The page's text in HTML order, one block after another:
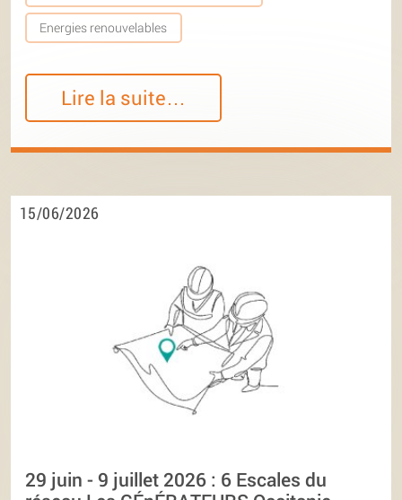
Energies renouvelables
Lire la suite…
15/06/2026
29 juin - 9 juillet 2026 : 6 Escales du